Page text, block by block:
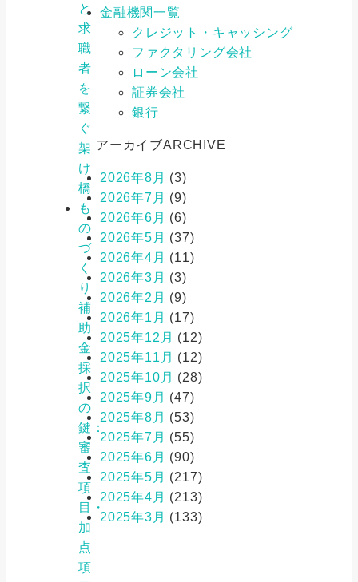
と
求
職
者
を
繋
ぐ
架
け
橋
も
の
づ
く
り
補
助
金
採
択
の
鍵：
審
査
項
目・
加
点
項
金融機関一覧
クレジット・キャッシング
ファクタリング会社
ローン会社
証券会社
銀行
アーカイブARCHIVE
2026年8月 (3)
2026年7月 (9)
2026年6月 (6)
2026年5月 (37)
2026年4月 (11)
2026年3月 (3)
2026年2月 (9)
2026年1月 (17)
2025年12月 (12)
2025年11月 (12)
2025年10月 (28)
2025年9月 (47)
2025年8月 (53)
2025年7月 (55)
2025年6月 (90)
2025年5月 (217)
2025年4月 (213)
2025年3月 (133)